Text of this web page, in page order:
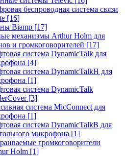
беспроводная система связи
[16]
Biamp [17]
механизмы Arthur Holm для
и громкоговорителей [17]
система DynamicTalk для
[4]
система DynamicTalkH для
[1]
система DynamicTalk
[3]
система MicConnect для
[1]
система DynamicTalkB для
микрофона [1]
громкоговорители
Holm [1]